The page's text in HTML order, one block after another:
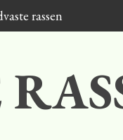
rassen